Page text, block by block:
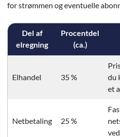
for strømmen og eventuelle
Del af
elregning
Procentdel
(ca.)
Elhandel 35 %
du
et
Netbetaling 25 %